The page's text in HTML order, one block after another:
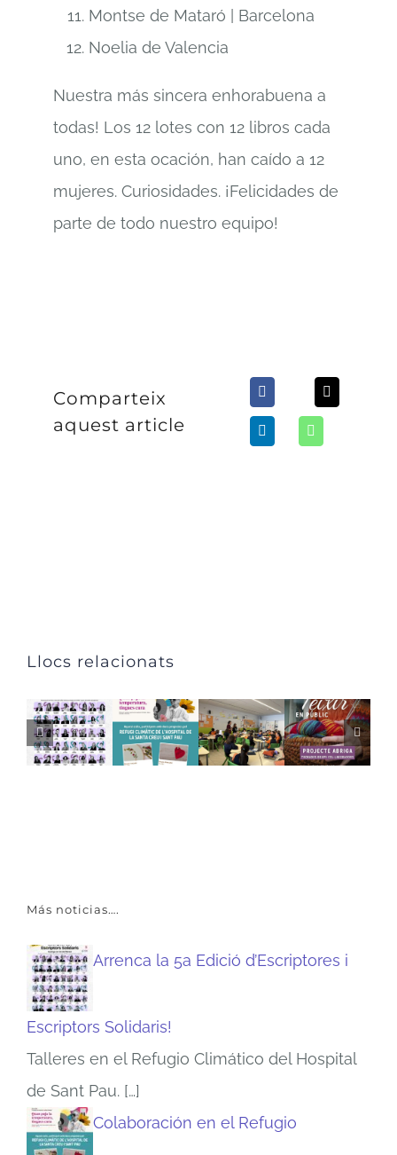
Montse de Mataró | Barcelona
Noelia de Valencia
Nuestra más sincera enhorabuena a
todas! Los 12 lotes con 12 libros cada
uno, en esta ocación, han caído a 12
mujeres. Curiosidades. ¡Felicidades de
parte de todo nuestro equipo!
Comparteix
aquest article
Llocs relacionats
Arrenca
Edició
d’Escriptores
i
Colaboración
Refugio
Climático
de
corazones
que
entiendes
Mundial
de
Tejer
Más noticias….
Arrenca la 5a Edició d’Escriptores i
Escriptors Solidaris!
Talleres en el Refugio Climático del Hospital
de Sant Pau. […]
Colaboración en el Refugio